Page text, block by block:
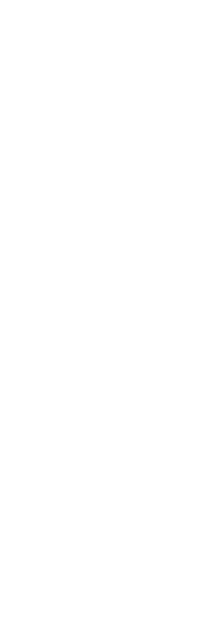
dari penyidik ke
di lapangan,
karena kurangnya
di mana seorang